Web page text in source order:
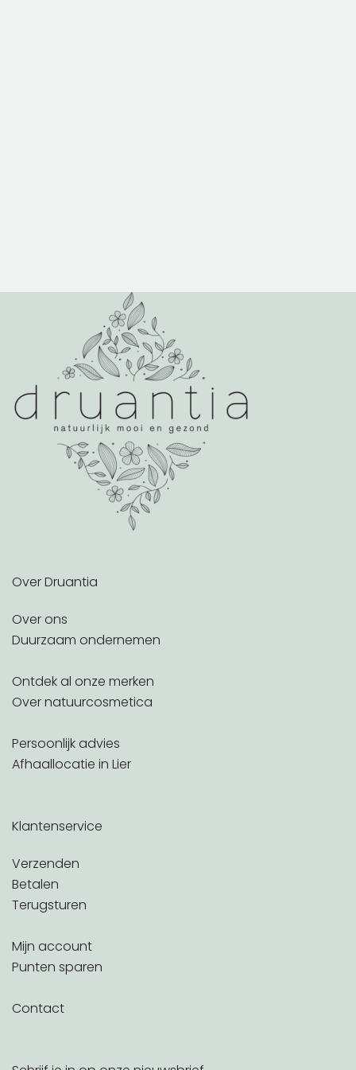
Over Druantia
Over ons
Duurzaam ondernemen
Ontdek al onze merken
Over natuurcosmetica
Persoonlijk advies
Afhaallocatie in Lier
Klantenservice
Verzenden
Betalen
Terugsturen
Mijn account
Punten sparen
Contact